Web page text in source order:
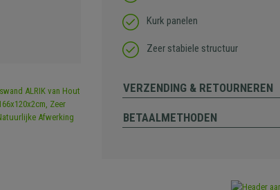
Kurk panelen
Zeer stabiele structuur
VERZENDING & RETOURNEREN
BETAALMETHODEN